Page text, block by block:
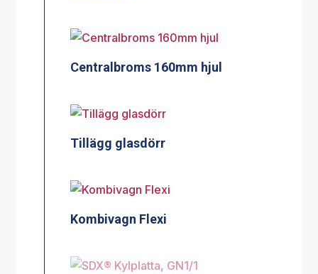
Centralbroms 160mm hjul
Tillägg glasdörr
Kombivagn Flexi